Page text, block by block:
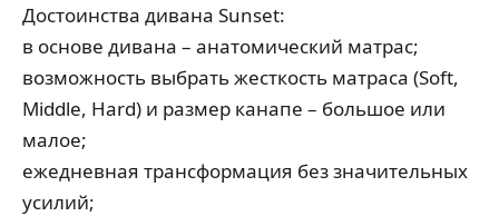
Достоинства дивана Sunset:
в основе дивана – анатомический матрас;
возможность выбрать жесткость матраса (Soft,
Middle, Hard) и размер канапе – большое или
малое;
ежедневная трансформация без значительных
усилий;